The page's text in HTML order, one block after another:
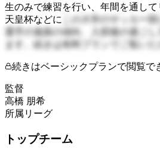
生のみで練習を行い、年間を通して
天皇杯などに
この大学のサッカー
選手の進路の傾向、入部後の過ご
ます。続きは有料プランでご覧いた
続きはベーシックプランで閲覧で
監督
高橋 朋希
所属リーグ
トップチーム